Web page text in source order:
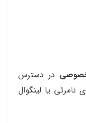
در دسترس
نامرئی یا لینگوال